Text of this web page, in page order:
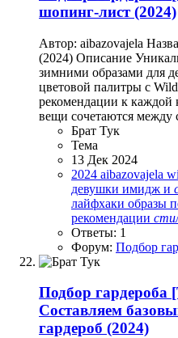
шопинг-лист (2024)
Автор: aibazovajela
(2024) Описание
зимними образами для
цветовой палитры с
рекомендации к каждой
вещи сочетаются между
Брат Тук
Тема
13 Дек 2024
2024 aibazovajela
девушки имидж и
лайфхаки образы
рекомендации
Ответы: 1
Форум: Подбор
Подбор гардероба
Составляем
гардероб (2024)